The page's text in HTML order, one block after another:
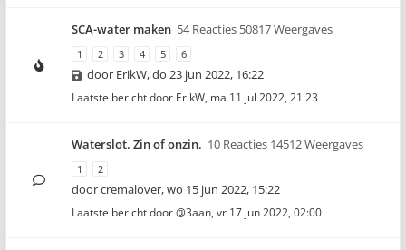
SCA-water maken 54 Reacties 50817 Weergaves
1 2 3 4 5 6
door ErikW,do 23 jun 2022, 16:22
Laatste bericht door ErikW, ma 11 jul 2022, 21:23
Waterslot. Zin of onzin. 10 Reacties 14512 Weergaves
1 2
doorcremalover,wo 15 jun 2022, 15:22
Laatste bericht door@3aan, vr 17 jun 2022, 02:00